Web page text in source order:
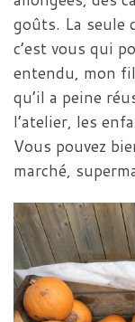
goûts. La seule
c’est vous qui
entendu, mon
qu’il a peine
l’atelier, les
Vous pouvez
marché,